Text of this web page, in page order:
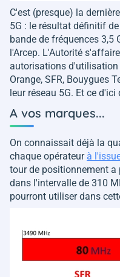
C'est (presque) la
5G : le résultat définitif
bande de fréquences 3,5
l'Arcep. L'Autorité
autorisations d'utilisation
Orange, SFR, Bouygues
leur réseau 5G. Et ce
A vos marques...
On connaissait déjà la
chaque opérateur à
tour de positionnement a
dans l'intervalle de 310
pourront utiliser dans